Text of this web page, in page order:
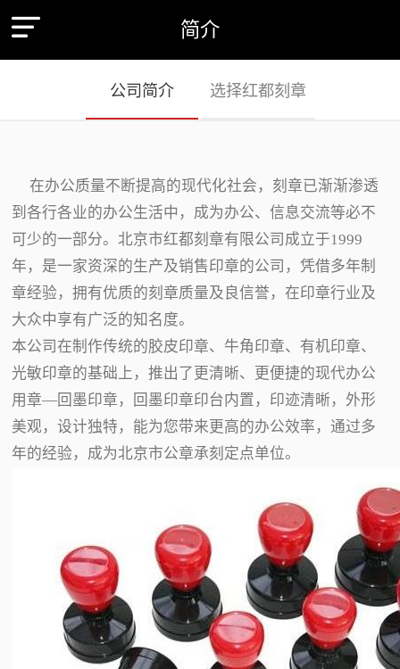
简介
公司简介 选择红都刻章
在办公质量不断提高的现代化社会，刻章已渐渐渗透
到各行各业的办公生活中，成为办公、信息交流等必不
可少的一部分。北京市红都刻章有限公司成立于1999
年，是一家资深的生产及销售印章的公司，凭借多年制
章经验，拥有优质的刻章质量及良信誉，在印章行业及
大众中享有广泛的知名度。
本公司在制作传统的胶皮印章、牛角印章、有机印章、
光敏印章的基础上，推出了更清晰、更便捷的现代办公
用章—回墨印章，回墨印章印台内置，印迹清晰，外形
美观，设计独特，能为您带来更高的办公效率，通过多
年的经验，成为北京市公章承刻定点单位。